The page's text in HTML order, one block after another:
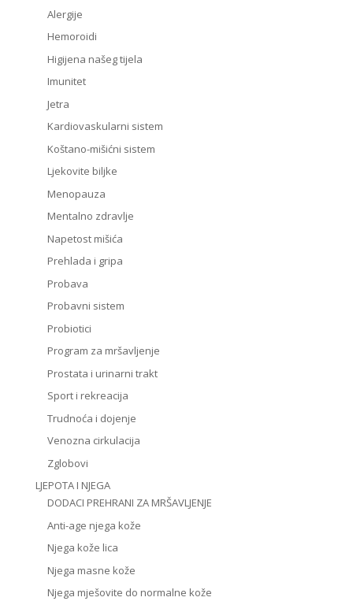
Alergije
Hemoroidi
Higijena našeg tijela
Imunitet
Jetra
Kardiovaskularni sistem
Koštano-mišićni sistem
Ljekovite biljke
Menopauza
Mentalno zdravlje
Napetost mišića
Prehlada i gripa
Probava
Probavni sistem
Probiotici
Program za mršavljenje
Prostata i urinarni trakt
Sport i rekreacija
Trudnoća i dojenje
Venozna cirkulacija
Zglobovi
LJEPOTA I NJEGA
DODACI PREHRANI ZA MRŠAVLJENJE
Anti-age njega kože
Njega kože lica
Njega masne kože
Njega mješovite do normalne kože